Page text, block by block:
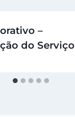
–
do Serviço